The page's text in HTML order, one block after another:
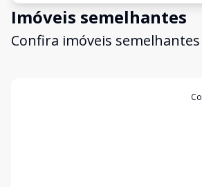
Imóveis semelhantes
Confira imóveis semelhantes